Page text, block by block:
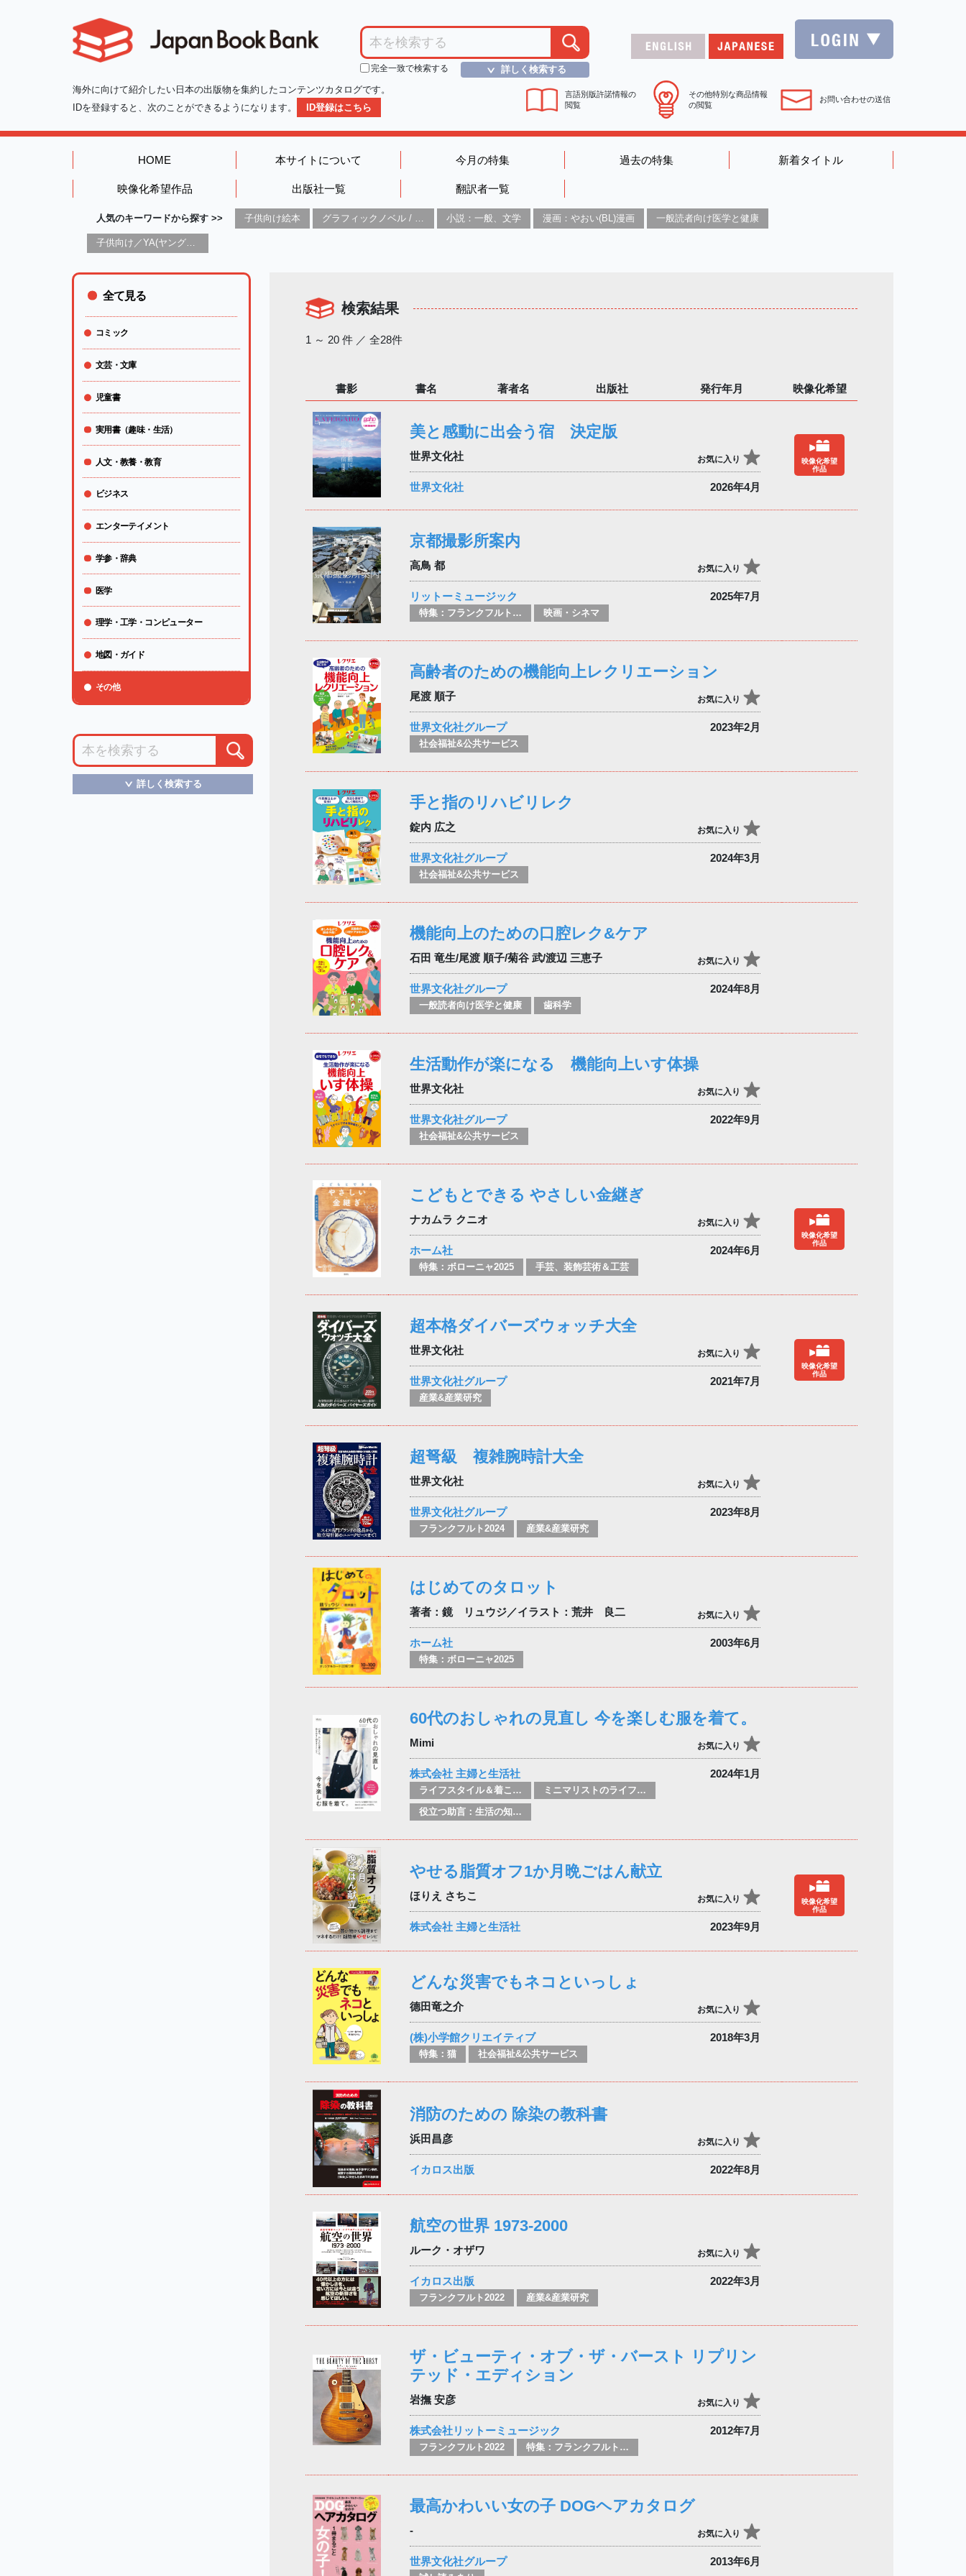
完全一致で検索する ＞
詳しく検索する
海外に向けて紹介したい日本の出版物を集約したコンテンツカタログです。
IDを登録すると、次のことができるようになります。
ID登録はこちら
言語別版許諾情報の
閲覧
その他特別な商品情報
の閲覧
お問い合わせの送信
HOME 本サイトについて 今月の特集 過去の特集 新着タイトル
映像化希望作品 出版社一覧 翻訳者一覧
人気のキーワードから探す >> 子供向け絵本 小説：一般、文学 漫画：やおい(BL)漫画 一般読者向け医学と健康
子供向け／YA(ヤングアダルト)向け一般：芸術&芸術家
検索結果
1 ～ 20 件 ／ 全28件
書影 書名 著者名 出版社 発行年月 映像化希望
美と感動に出会う宿 決定版
世界文化社 お気に入り
世界文化社 2026年4月
映像化希望
作品
京都撮影所案内
高鳥 都 お気に入り
リットーミュージック 2025年7月
特集：フランクフルト2025 映画・シネマ
高齢者のための機能向上レクリエーション
尾渡 順子 お気に入り
世界文化社グループ 2023年2月
社会福祉&公共サービス
手と指のリハビリレク
錠内 広之 お気に入り
世界文化社グループ 2024年3月
社会福祉&公共サービス
機能向上のための口腔レク&ケア
石田 竜生/尾渡 順子/菊谷 武/渡辺 三恵子 お気に入り
世界文化社グループ 2024年8月
一般読者向け医学と健康 歯科学
生活動作が楽になる 機能向上いす体操
世界文化社 お気に入り
世界文化社グループ 2022年9月
社会福祉&公共サービス
こどもとできる やさしい金継ぎ
ナカムラ クニオ お気に入り
ホーム社 2024年6月
特集：ボローニャ2025 手芸、装飾芸術＆工芸
映像化希望
作品
超本格ダイバーズウォッチ大全
世界文化社 お気に入り
世界文化社グループ 2021年7月
産業&産業研究
映像化希望
作品
超弩級 複雑腕時計大全
世界文化社 お気に入り
世界文化社グループ 2023年8月
フランクフルト2024 産業&産業研究
はじめてのタロット
著者：鏡 リュウジ／イラスト：荒井 良二 お気に入り
ホーム社 2003年6月
特集：ボローニャ2025
60代のおしゃれの見直し 今を楽しむ服を着て。
Mimi お気に入り
株式会社 主婦と生活社 2024年1月
ライフスタイル＆着こなし(ファッション)のガイド ミニマリストのライフスタイル / シンプルライフ / スローライフ
役立つ助言：生活の知恵/便利なヒント
やせる脂質オフ1か月晩ごはん献立
ほりえ さちこ お気に入り
株式会社 主婦と生活社 2023年9月
映像化希望
作品
どんな災害でもネコといっしょ
德田竜之介 お気に入り
(株)小学館クリエイティブ 2018年3月
特集：猫 社会福祉&公共サービス
消防のための 除染の教科書
浜田昌彦 お気に入り
イカロス出版 2022年8月
航空の世界 1973-2000
ルーク・オザワ お気に入り
イカロス出版 2022年3月
フランクフルト2022 産業&産業研究
ザ・ビューティ・オブ・ザ・バースト リプリン
テッド・エディション
岩撫 安彦 お気に入り
株式会社リットーミュージック 2012年7月
フランクフルト2022 特集：フランクフルト2025
最高かわいい女の子 DOGヘアカタログ
- お気に入り
世界文化社グループ 2013年6月
全て見る
コミック
文芸・文庫
児童書
実用書（趣味・生活）
人文・教養・教育
ビジネス
エンターテイメント
学参・辞典
医学
理学・工学・コンピューター
地図・ガイド
その他
＞詳しく検索する